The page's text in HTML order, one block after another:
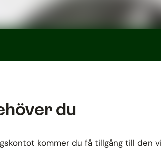
du
kommer du få tillgång till den